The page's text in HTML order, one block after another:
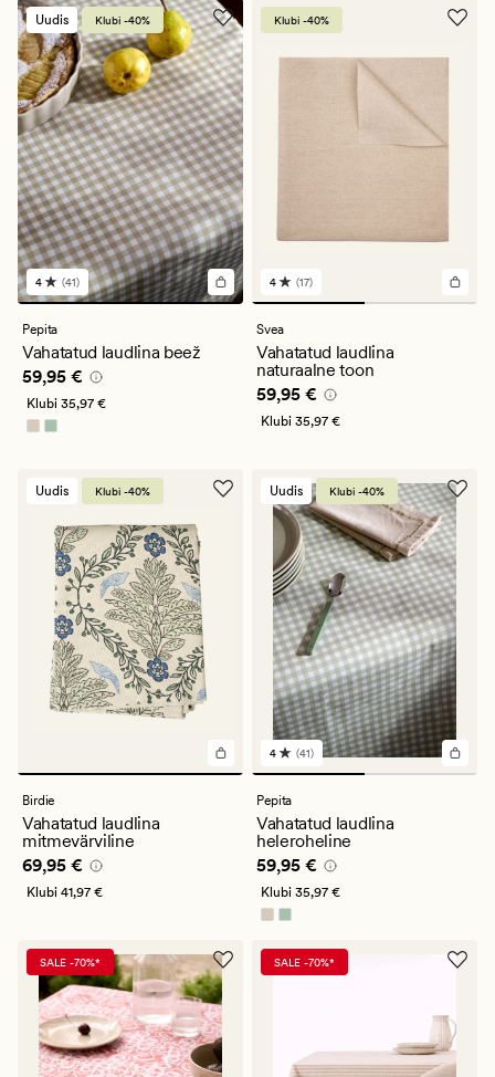
Uudis Klubi -40%
41
arvustust
keskmise
hinnanguga
4
4 (41)
Pepita
Vahatatud laudlina beež
Pris_ee 59,95 €
59,95 €
Klubi 35,97 €
Klubi -40%
17
arvustust
keskmise
hinnanguga
4
4 (17)
Svea
Vahatatud laudlina
naturaalne toon
Pris_ee 59,95 €
59,95 €
Klubi 35,97 €
Uudis Klubi -40%
Birdie
Vahatatud laudlina
mitmevärviline
Pris_ee 69,95 €
69,95 €
Klubi 41,97 €
Uudis Klubi -40%
41
arvustust
keskmise
hinnanguga
4
4 (41)
Pepita
Vahatatud laudlina
heleroheline
Pris_ee 59,95 €
59,95 €
Klubi 35,97 €
SALE -70%* SALE -70%*